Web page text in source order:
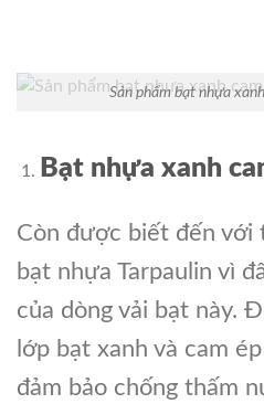
Sản phẩm bạt nhựa
Bạt nhựa xanh
Còn được biết đến với
bạt nhựa Tarpaulin vì
của dòng vải bạt này.
lớp bạt xanh và cam
đảm bảo chống thấm